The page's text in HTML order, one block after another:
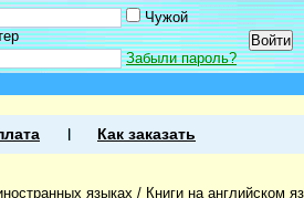
Чужой
Забыли пароль?
Как заказать
языках / Книги на английском